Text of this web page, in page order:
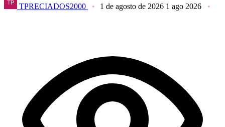
TPRECIADOS2000 1 de agosto de 2026 1 ago 2026